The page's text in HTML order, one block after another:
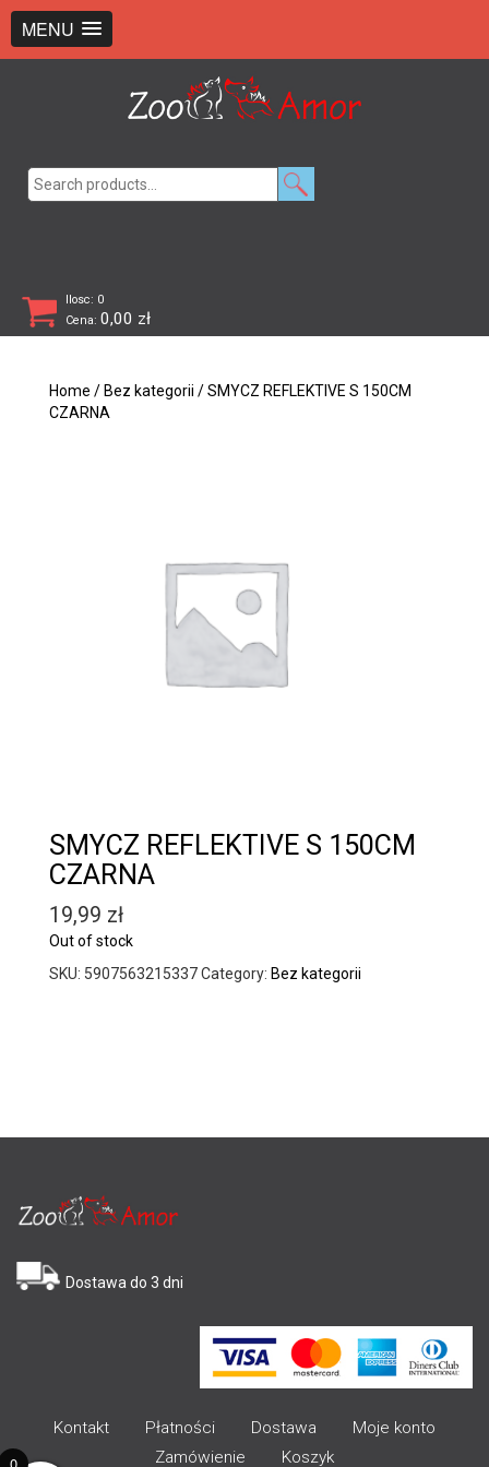
MENU
Ilosc: 0
Cena: 0,00 zł
Home / Bez kategorii / SMYCZ REFLEKTIVE S 150CM
CZARNA
SMYCZ REFLEKTIVE S 150CM
CZARNA
19,99 zł
Out of stock
SKU: 5907563215337Category: Bez kategorii
Dostawa do 3 dni
Kontakt Płatności Dostawa
Moje konto
Zamówienie
Koszyk